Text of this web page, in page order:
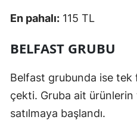
En pahalı: 115 TL
BELFAST GRUBU
Belfast grubunda ise tek
çekti. Gruba ait ürünlerin
satılmaya başlandı.